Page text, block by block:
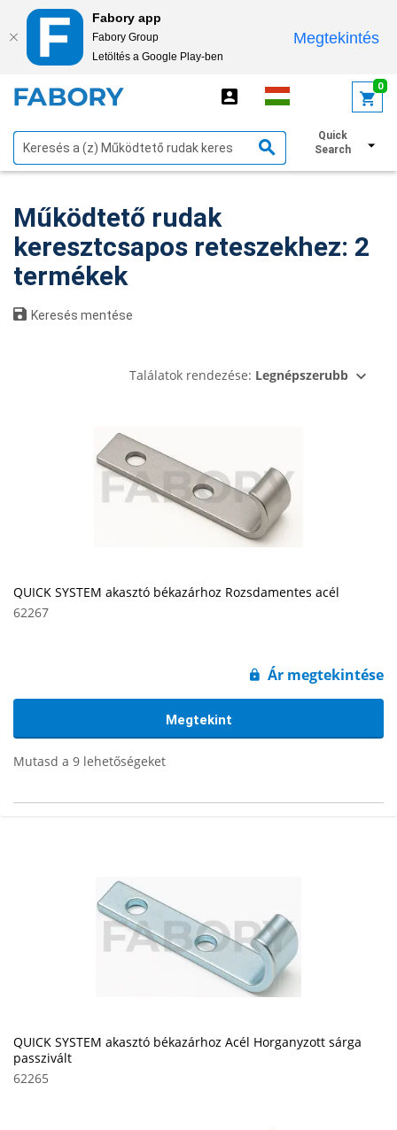
Fabory app
Fabory Group
Letöltés a Google Play-ben
Megtekintés
0
Quick
Search
Szűrők megjelenítése
Működtető rudak
keresztcsapos reteszekhez: 2
termékek
Keresés mentése
Találatok rendezése: Legnépszerubb
QUICK SYSTEM akasztó békazárhoz Rozsdamentes acél
62267
Ár megtekintése
Megtekint
Mutasd a 9 lehetőségeket
QUICK SYSTEM akasztó békazárhoz Acél Horganyzott sárga
passzivált
62265